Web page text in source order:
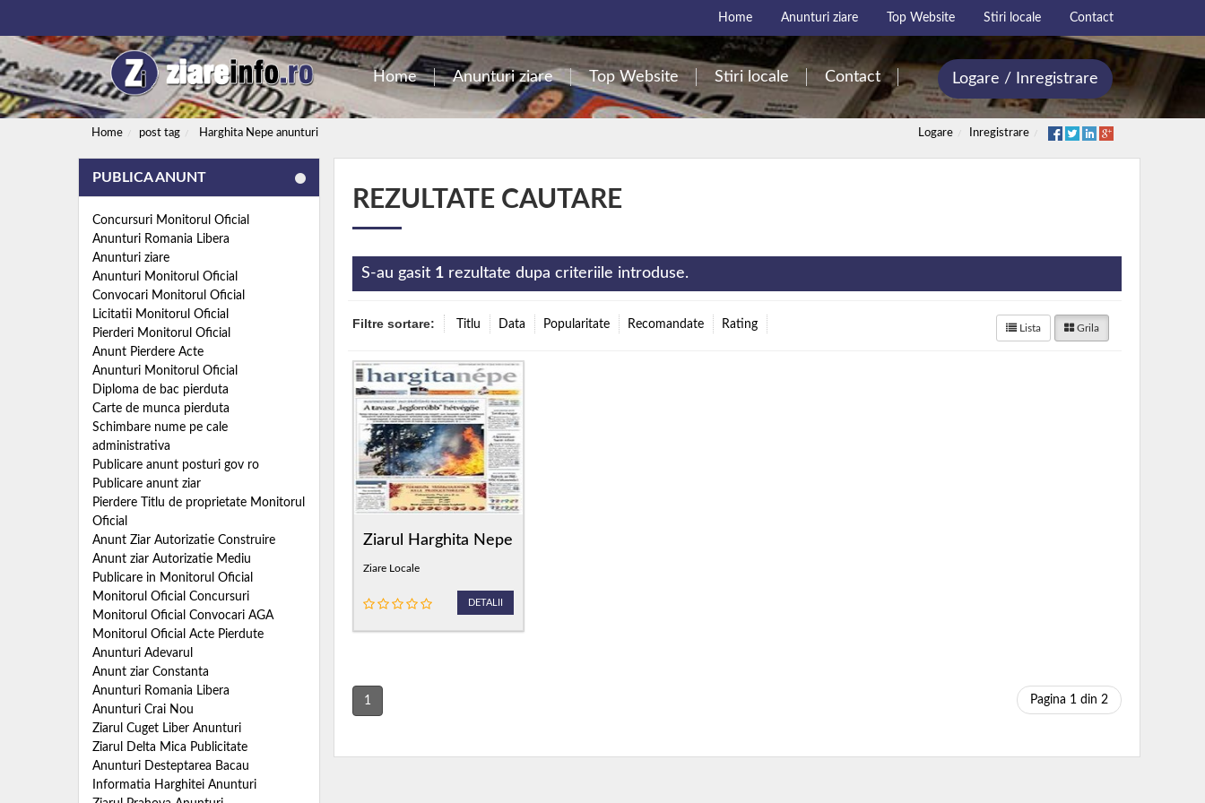
Home Anunturi ziare Top Website Stiri locale Contact
Home Anunturi ziare Top Website Stiri locale Contact Logare / Inregistrare
Home post tag Harghita Nepe anunturi Logare Inregistrare
PUBLICA ANUNT
Concursuri Monitorul Oficial
Anunturi Romania Libera
Anunturi ziare
Anunturi Monitorul Oficial
Convocari Monitorul Oficial
Licitatii Monitorul Oficial
Pierderi Monitorul Oficial
Anunt Pierdere Acte
Anunturi Monitorul Oficial
Diploma de bac pierduta
Carte de munca pierduta
Schimbare nume pe cale
administrativa
Publicare anunt posturi gov ro
Publicare anunt ziar
Pierdere Titlu de proprietate Monitorul
Oficial
Anunt Ziar Autorizatie Construire
Anunt ziar Autorizatie Mediu
Publicare in Monitorul Oficial
Monitorul Oficial Concursuri
Monitorul Oficial Convocari AGA
Monitorul Oficial Acte Pierdute
Anunturi Adevarul
Anunt ziar Constanta
Anunturi Romania Libera
Anunturi Crai Nou
Ziarul Cuget Liber Anunturi
Ziarul Delta Mica Publicitate
Anunturi Desteptarea Bacau
Informatia Harghitei Anunturi
REZULTATE CAUTARE
S-au gasit 1 rezultate dupa criteriile introduse.
Filtre sortare: Titlu Data Popularitate Recomandate Rating Lista Grila
Ziarul Harghita Nepe
Ziare Locale
DETALII
1 Pagina 1 din 2